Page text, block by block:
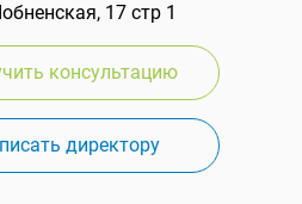
17 стр 1
консультацию
директору